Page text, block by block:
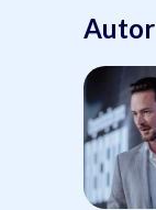
Autor